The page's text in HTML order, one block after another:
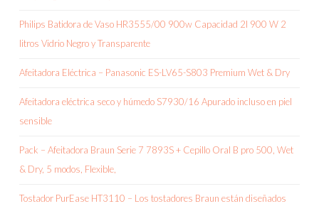
Philips Batidora de Vaso HR3555/00 900w Capacidad 2l 900 W 2
litros Vidrio Negro y Transparente
Afeitadora Eléctrica – Panasonic ES-LV65-S803 Premium Wet & Dry
Afeitadora eléctrica seco y húmedo S7930/16 Apurado incluso en piel
sensible
Pack – Afeitadora Braun Serie 7 7893S + Cepillo Oral B pro 500, Wet
& Dry, 5 modos, Flexible,
Tostador PurEase HT3110 – Los tostadores Braun están diseñados